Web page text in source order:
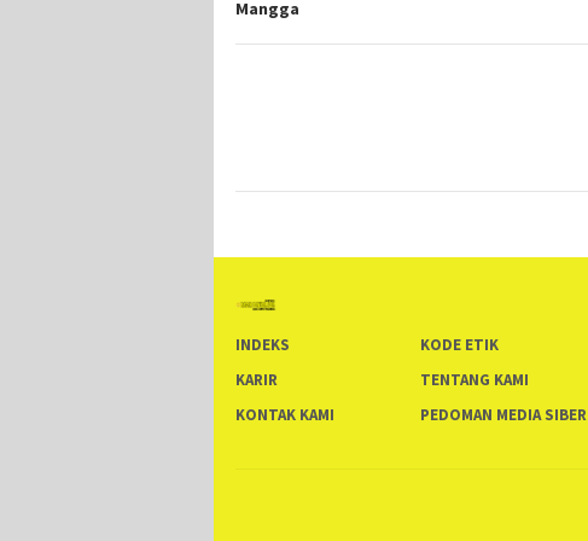
Mangga
INDEKS KODE ETIK
KARIR
TENTANG KAMI
KONTAK KAMI
PEDOMAN MEDIA SIBER